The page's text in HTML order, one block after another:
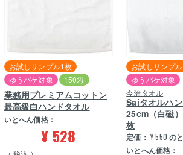
お試しサンプル1枚
ゆうパケ対象
150匁
業務用プレミアムコットン
最高級白ハンドタオル
いとへん価格：
¥ 528
お試しサンプ
ゆうパケ対象
今治タオル
Saiタオルハ
25cm（白磁
枚
定価： ¥ 550 の
いとへん価格：